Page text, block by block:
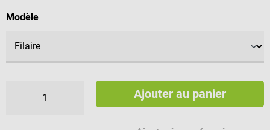
Sélectionnez
Modèle
Ajouter au panier